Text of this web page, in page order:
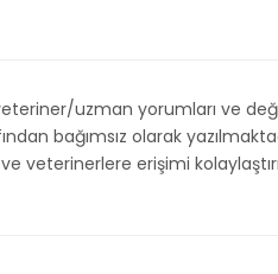
uzman yorumları ve
bağımsız olarak
veterinerlere erişimi